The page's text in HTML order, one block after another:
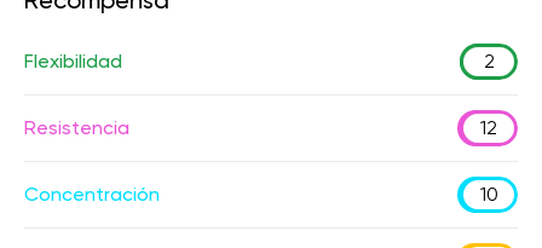
Flexibilidad 2
Resistencia 12
Concentración 10